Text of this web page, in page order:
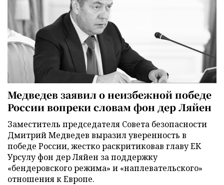
Медведев заявил о неизбежной победе
России вопреки словам фон дер Ляйен
Заместитель председателя Совета безопасности
Дмитрий Медведев выразил уверенность в
победе России, жестко раскритиковав главу ЕК
Урсулу фон дер Ляйен за поддержку
«бендеровского режима» и «наплевательского»
отношения к Европе.